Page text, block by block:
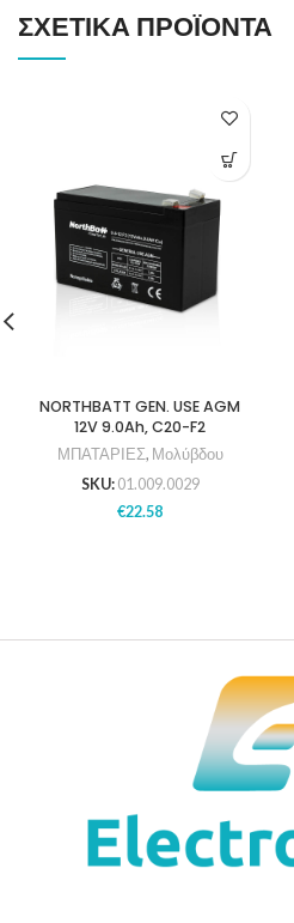
ΣΧΕΤΙΚΆ ΠΡΟΪΌΝΤΑ
NORTHBATT GEN. USE AGM
12V 9.0Ah, C20-F2
ΜΠΑΤΑΡΙΕΣ, Μολύβδου
SKU: 01.009.0029
€22.58